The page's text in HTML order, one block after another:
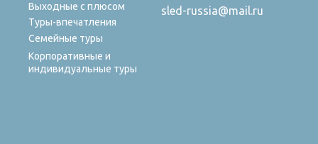
Корпоративные и
индивидуальные туры
Семейные туры
Туры-впечатления
Выходные с плюсом sled-russia@mail.ru